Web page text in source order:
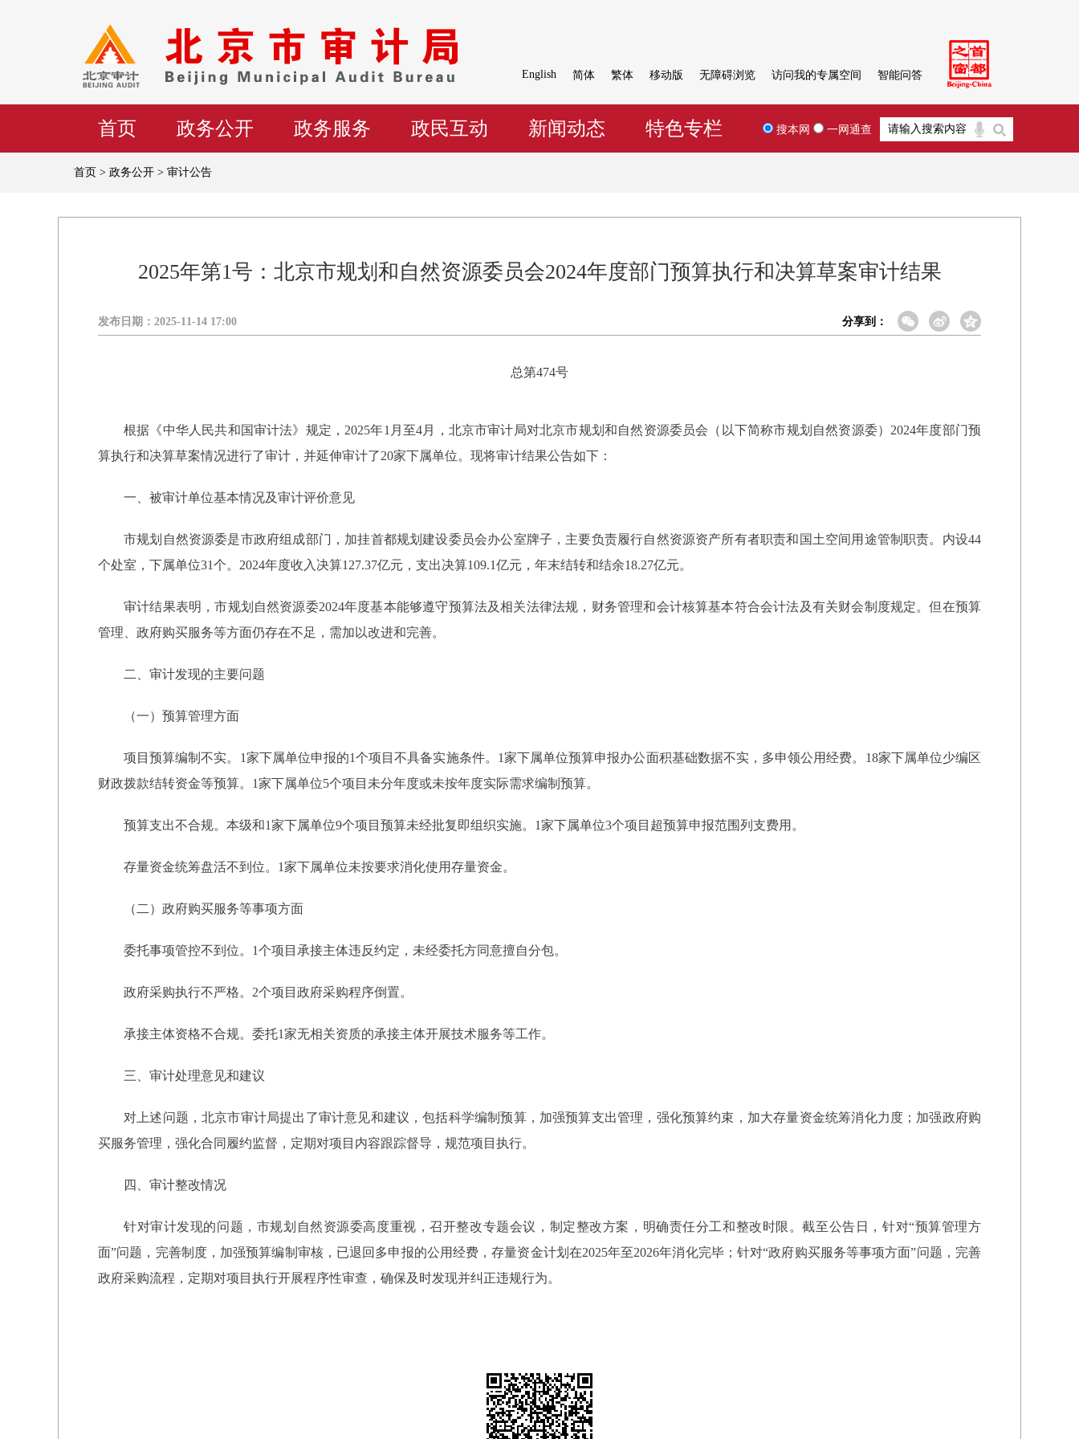
English 简体 繁体 移动版 无障碍浏览 访问我的专属空间 智能问答
首页 政务公开 政务服务 政民互动 新闻动态 特色专栏 搜本网 一网通查
首页 > 政务公开 > 审计公告
2025年第1号：北京市规划和自然资源委员会2024年度部门预算执行和决算草案审计结果
发布日期： 2025-11-14 17:00 分享到：
总第474号
根据《中华人民共和国审计法》规定，2025年1月至4月，北京市审计局对北京市规划和自然资源委员会（以下简称市规划自然资源委）2024年度部门预
算执行和决算草案情况进行了审计，并延伸审计了20家下属单位。现将审计结果公告如下：
一、被审计单位基本情况及审计评价意见
市规划自然资源委是市政府组成部门，加挂首都规划建设委员会办公室牌子，主要负责履行自然资源资产所有者职责和国土空间用途管制职责。内设44
个处室，下属单位31个。2024年度收入决算127.37亿元，支出决算109.1亿元，年末结转和结余18.27亿元。
审计结果表明，市规划自然资源委2024年度基本能够遵守预算法及相关法律法规，财务管理和会计核算基本符合会计法及有关财会制度规定。但在预算
管理、政府购买服务等方面仍存在不足，需加以改进和完善。
二、审计发现的主要问题
（一）预算管理方面
项目预算编制不实。1家下属单位申报的1个项目不具备实施条件。1家下属单位预算申报办公面积基础数据不实，多申领公用经费。18家下属单位少编区
财政拨款结转资金等预算。1家下属单位5个项目未分年度或未按年度实际需求编制预算。
预算支出不合规。本级和1家下属单位9个项目预算未经批复即组织实施。1家下属单位3个项目超预算申报范围列支费用。
存量资金统筹盘活不到位。1家下属单位未按要求消化使用存量资金。
（二）政府购买服务等事项方面
委托事项管控不到位。1个项目承接主体违反约定，未经委托方同意擅自分包。
政府采购执行不严格。2个项目政府采购程序倒置。
承接主体资格不合规。委托1家无相关资质的承接主体开展技术服务等工作。
三、审计处理意见和建议
对上述问题，北京市审计局提出了审计意见和建议，包括科学编制预算，加强预算支出管理，强化预算约束，加大存量资金统筹消化力度；加强政府购
买服务管理，强化合同履约监督，定期对项目内容跟踪督导，规范项目执行。
四、审计整改情况
针对审计发现的问题，市规划自然资源委高度重视，召开整改专题会议，制定整改方案，明确责任分工和整改时限。截至公告日，针对“预算管理方
面”问题，完善制度，加强预算编制审核，已退回多申报的公用经费，存量资金计划在2025年至2026年消化完毕；针对“政府购买服务等事项方面”问题，完善
政府采购流程，定期对项目执行开展程序性审查，确保及时发现并纠正违规行为。